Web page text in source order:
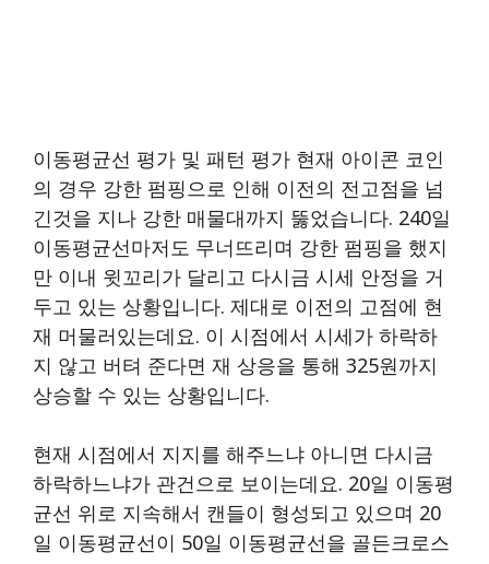
이동평균선 평가 및 패턴 평가 현재 아이콘 코인
의 경우 강한 펌핑으로 인해 이전의 전고점을 넘
긴것을 지나 강한 매물대까지 뚫었습니다. 240일
이동평균선마저도 무너뜨리며 강한 펌핑을 했지
만 이내 윗꼬리가 달리고 다시금 시세 안정을 거
두고 있는 상황입니다. 제대로 이전의 고점에 현
재 머물러있는데요. 이 시점에서 시세가 하락하
지 않고 버텨 준다면 재 상응을 통해 325원까지
상승할 수 있는 상황입니다.
현재 시점에서 지지를 해주느냐 아니면 다시금
하락하느냐가 관건으로 보이는데요. 20일 이동평
균선 위로 지속해서 캔들이 형성되고 있으며 20
일 이동평균선이 50일 이동평균선을 골든크로스